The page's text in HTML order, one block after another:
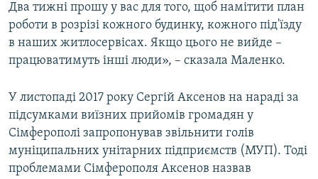
Два тижні прошу у вас для того, щоб намітити план
роботи в розрізі кожного будинку, кожного під'їзду
в наших житлосервісах. Якщо цього не вийде –
працюватимуть інші люди», – сказала Маленко.
У листопаді 2017 року Сергій Аксенов на нараді за
підсумками виїзних прийомів громадян у
Сімферополі запропонував звільнити голів
муніципальних унітарних підприємств (МУП). Тоді
проблемами Сімферополя Аксенов назвав